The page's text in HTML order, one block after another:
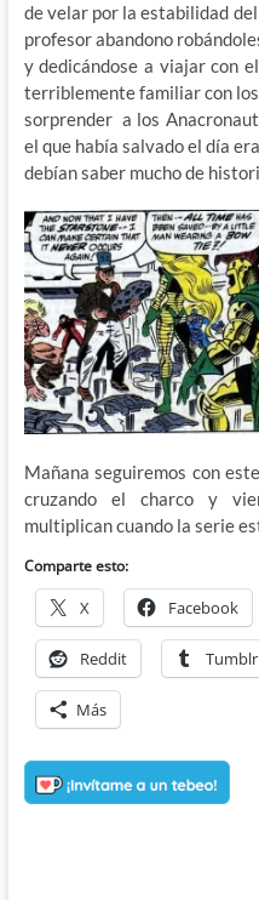
de velar por la estabilidad
profesor abandono
y dedicándose a viajar con
terriblemente familiar con los
sorprender a los
el que había salvado el día
debían saber mucho de
Mañana seguiremos con
cruzando el charco y
multiplican cuando la serie
Comparte esto:
X Facebook
Reddit Tumblr
Más